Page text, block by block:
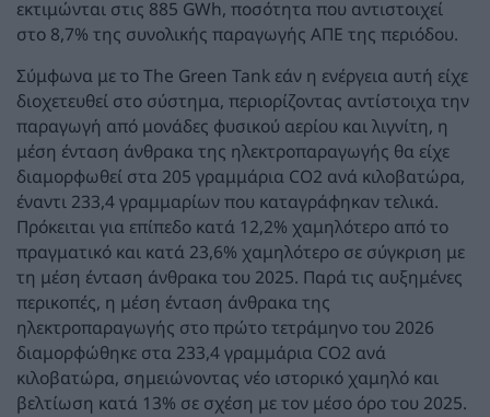
εκτιμώνται στις 885 GWh, ποσότητα που αντιστοιχεί
στο 8,7% της συνολικής παραγωγής ΑΠΕ της περιόδου.
Σύμφωνα με το The Green Tank εάν η ενέργεια αυτή είχε
διοχετευθεί στο σύστημα, περιορίζοντας αντίστοιχα την
παραγωγή από μονάδες φυσικού αερίου και λιγνίτη, η
μέση ένταση άνθρακα της ηλεκτροπαραγωγής θα είχε
διαμορφωθεί στα 205 γραμμάρια CO2 ανά κιλοβατώρα,
έναντι 233,4 γραμμαρίων που καταγράφηκαν τελικά.
Πρόκειται για επίπεδο κατά 12,2% χαμηλότερο από το
πραγματικό και κατά 23,6% χαμηλότερο σε σύγκριση με
τη μέση ένταση άνθρακα του 2025. Παρά τις αυξημένες
περικοπές, η μέση ένταση άνθρακα της
ηλεκτροπαραγωγής στο πρώτο τετράμηνο του 2026
διαμορφώθηκε στα 233,4 γραμμάρια CO2 ανά
κιλοβατώρα, σημειώνοντας νέο ιστορικό χαμηλό και
βελτίωση κατά 13% σε σχέση με τον μέσο όρο του 2025.